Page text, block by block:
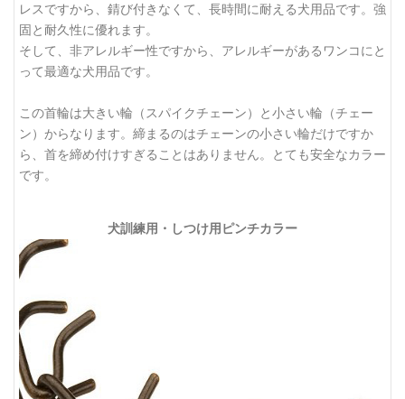
レスですから、錆び付きなくて、長時間に耐える犬用品です。強
固と耐久性に優れます。
そして、非アレルギー性ですから、アレルギーがあるワンコにと
って最適な犬用品です。
この首輪は大きい輪（スパイクチェーン）と小さい輪（チェー
ン）からなります。締まるのはチェーンの小さい輪だけですか
ら、首を締め付けすぎることはありません。とても安全なカラー
です。
犬訓練用・しつけ用ピンチカラー